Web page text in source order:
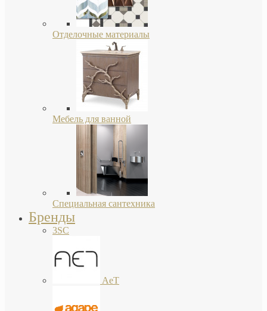
Отделочные материалы
Мебель для ванной
Специальная сантехника
Бренды
3SC
AeT